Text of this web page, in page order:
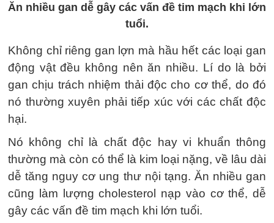
Ăn nhiều gan dễ gây các vấn đề tim mạch khi lớn
tuổi.
Không chỉ riêng gan lợn mà hầu hết các loại gan
động vật đều không nên ăn nhiều. Lí do là bởi
gan chịu trách nhiệm thải độc cho cơ thể, do đó
nó thường xuyên phải tiếp xúc với các chất độc
hại.
Nó không chỉ là chất độc hay vi khuẩn thông
thường mà còn có thể là kim loại nặng, về lâu dài
dễ tăng nguy cơ ung thư nội tạng. Ăn nhiều gan
cũng làm lượng cholesterol nạp vào cơ thể, dễ
gây các vấn đề tim mạch khi lớn tuổi.